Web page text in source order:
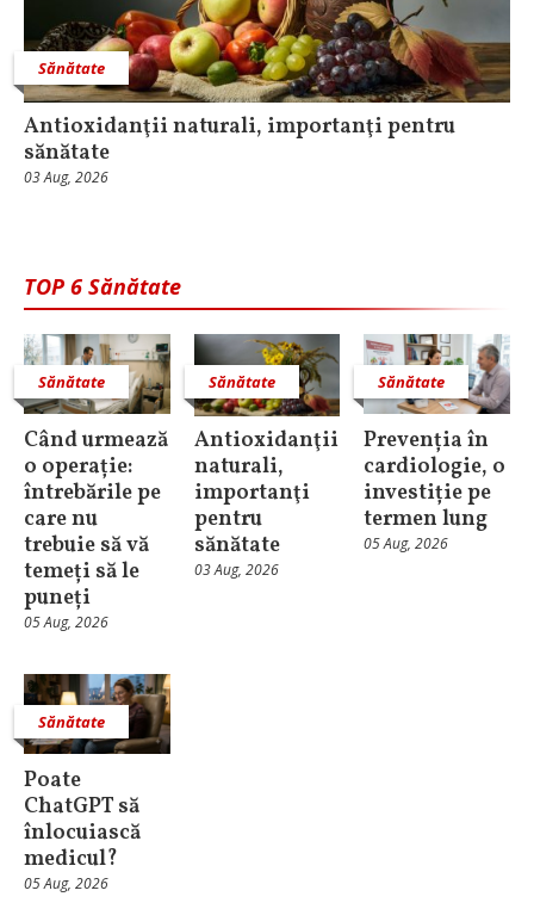
Sănătate
Antioxidanţii naturali, importanţi pentru
sănătate
03 Aug, 2026
TOP 6 Sănătate
Sănătate
Când urmează
o operație:
întrebările pe
care nu
trebuie să vă
temeți să le
puneți
05 Aug, 2026
Sănătate
Antioxidanţii
naturali,
importanţi
pentru
sănătate
03 Aug, 2026
Sănătate
Prevenția în
cardiologie, o
investiție pe
termen lung
05 Aug, 2026
Sănătate
Poate
ChatGPT să
înlocuiască
medicul?
05 Aug, 2026